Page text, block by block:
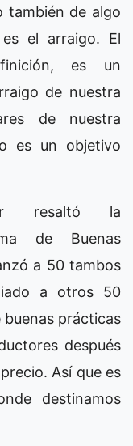
también de algo
el arraigo. El
es un
de nuestra
de nuestra
es un objetivo
resaltó la
de Buenas
a 50 tambos
a otros 50
prácticas
después
Así que es
destinamos